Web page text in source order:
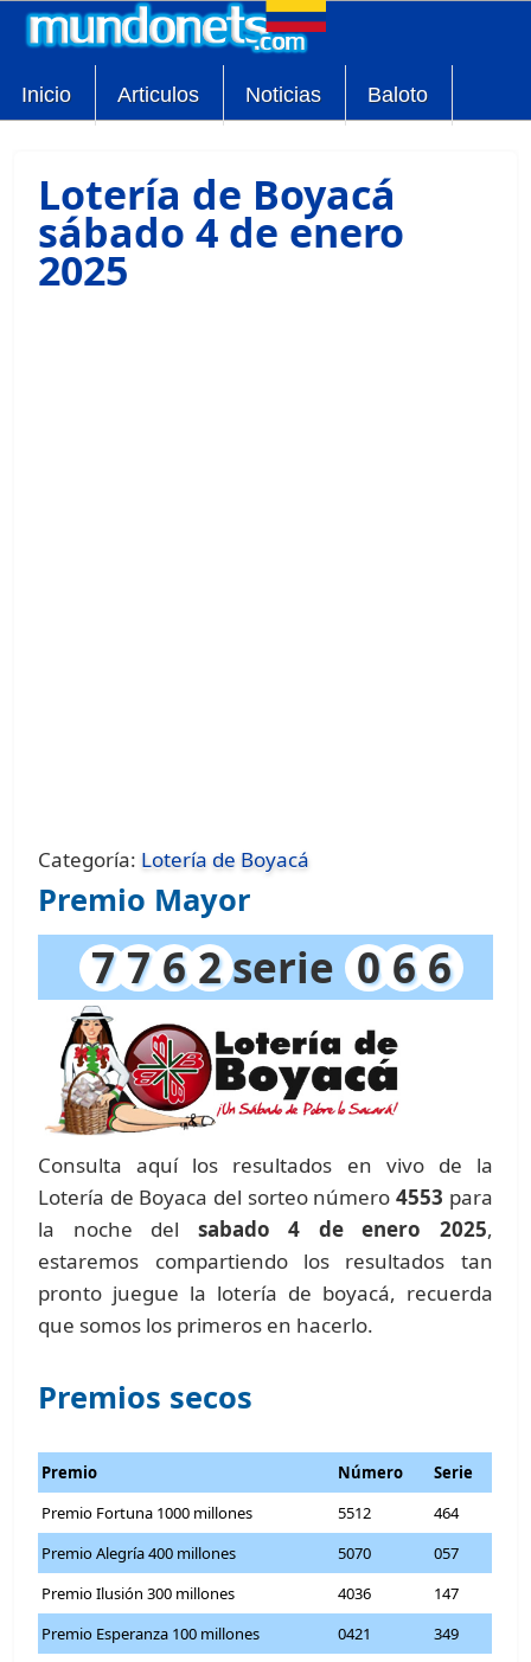
Inicio Articulos Noticias Baloto
Lotería de Boyacá
sábado 4 de enero
2025
Categoría: Lotería de Boyacá
Premio Mayor
7 7 6 2serie 0 6 6
Consulta aquí los resultados en vivo de la
Lotería de Boyaca del sorteo número4553 para
la noche del sabado 4 de enero 2025,
estaremos compartiendo los resultados tan
pronto juegue la lotería de boyacá, recuerda
que somos los primeros en hacerlo.
Premios secos
Premio Número
Serie
Premio Fortuna 1000 millones
5512
464
Premio Alegría 400 millones
5070
057
Premio Ilusión 300 millones
4036
147
Premio Esperanza 100 millones
0421
349